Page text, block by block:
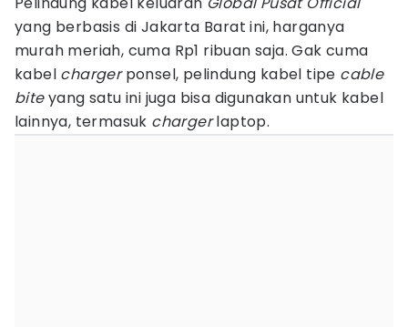
yang berbasis di Jakarta Barat ini, harganya
murah meriah, cuma Rp1 ribuan saja. Gak cuma
kabel chargerponsel, pelindung kabel tipe cable
biteyang satu ini juga bisa digunakan untuk kabel
lainnya, termasuk chargerlaptop.